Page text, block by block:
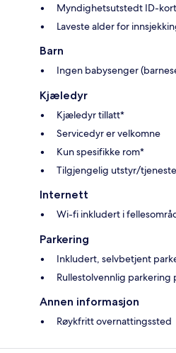
Myndighetsutstedt ID-
Laveste alder for
Barn
Ingen babysenger
Kjæledyr
Kjæledyr tillatt*
Servicedyr er velkomne
Kun spesifikke rom*
Tilgjengelig utstyr/
Internett
Wi-fi inkludert i
Parkering
Inkludert, selvbetjent
Rullestolvennlig parkering
Annen informasjon
Røykfritt overnattingssted